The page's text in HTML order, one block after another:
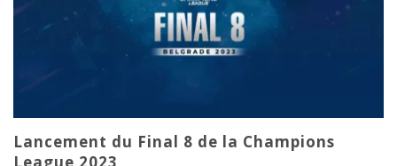
Lancement du Final 8 de la Champions
League 2023